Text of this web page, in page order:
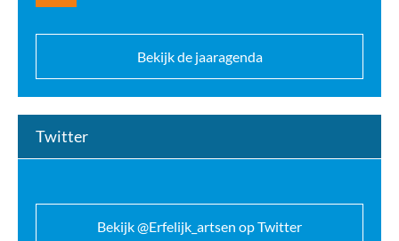
Bekijk de jaaragenda
Twitter
Bekijk @Erfelijk_artsen op Twitter